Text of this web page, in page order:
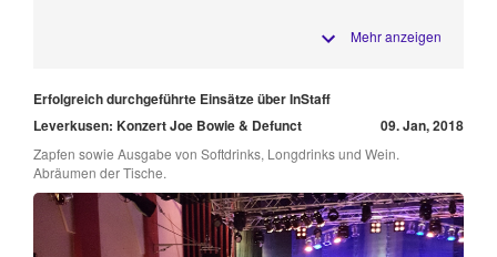
Mehr anzeigen
Erfolgreich durchgeführte Einsätze über InStaff
Leverkusen: Konzert Joe Bowie & Defunct
09. Jan, 2018
Zapfen sowie Ausgabe von Softdrinks, Longdrinks und Wein.
Abräumen der Tische.